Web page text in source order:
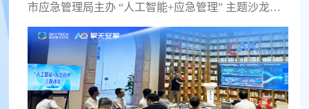
市应急管理局主办 “人工智能+应急管理” 主题沙龙，
政企学界齐聚，共同探讨 AI 技术落地应急管理的可行
路径。擎天科技副总裁江锡强受邀现场分享AI应急体
系建设实战经验，解读这套经过...